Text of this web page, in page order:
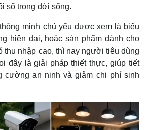
n
g
m
e
số trong đời sống.
minh chủ yếu được xem là biểu
hiện đại, hoặc sản phẩm dành cho
thu nhập cao, thì nay người tiêu dùng
đây là giải pháp thiết thực, giúp tiết
cường an ninh và giảm chi phí sinh